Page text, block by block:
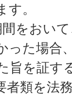
す。
をおい
った場合
旨を証す
者類を法